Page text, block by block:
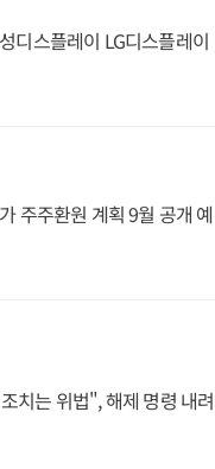
디스플레이 LG디스플레이
주주환원 계획 9월 공개 예
치는 위법", 해제 명령 내려